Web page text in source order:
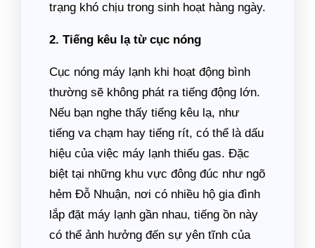
trạng khó chịu trong sinh hoạt hàng ngày.
2. Tiếng kêu lạ từ cục nóng
Cục nóng máy lạnh khi hoạt động bình
thường sẽ không phát ra tiếng động lớn.
Nếu bạn nghe thấy tiếng kêu lạ, như
tiếng va chạm hay tiếng rít, có thể là dấu
hiệu của việc máy lạnh thiếu gas. Đặc
biệt tại những khu vực đông đúc như ngõ
hẻm Đỗ Nhuận, nơi có nhiều hộ gia đình
lắp đặt máy lạnh gần nhau, tiếng ồn này
có thể ảnh hưởng đến sự yên tĩnh của